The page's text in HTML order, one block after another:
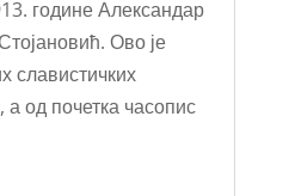
године Александар
Ово је
славистичких
од почетка часопис